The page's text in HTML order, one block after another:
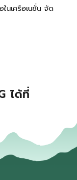
นเครือเนชั่น จัด
ได้ที่